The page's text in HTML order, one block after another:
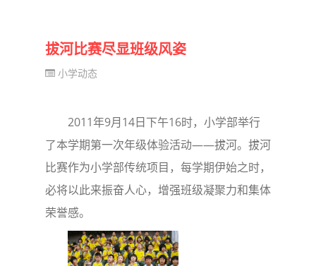
拔河比赛尽显班级风姿
小学动态
2011年9月14日下午16时，小学部举行
了本学期第一次年级体验活动——拔河。拔河
比赛作为小学部传统项目，每学期伊始之时，
必将以此来振奋人心，增强班级凝聚力和集体
荣誉感。